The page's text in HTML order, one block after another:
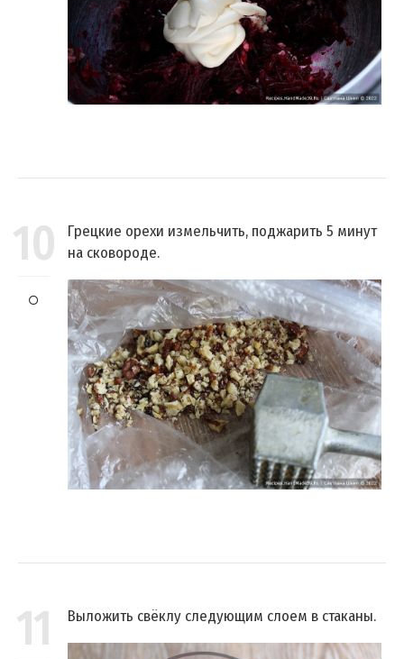
10
Грецкие орехи измельчить, поджарить 5 минут
на сковороде.
11 Выложить свёклу следующим слоем в стаканы.